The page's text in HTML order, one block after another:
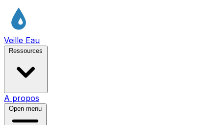
Veille Eau
Ressources
A propos
Open menu